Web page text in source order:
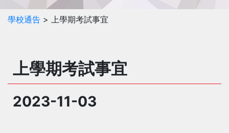
學校通告 > 上學期考試事宜
上學期考試事宜
2023-11-03